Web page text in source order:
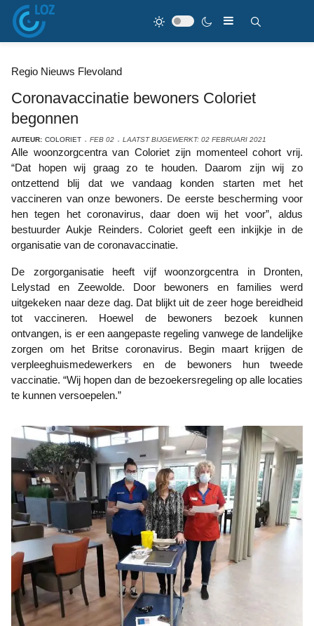
Regio Nieuws Flevoland
Coronavaccinatie bewoners Coloriet
begonnen
AUTEUR: COLORIET FEB 02 LAATST BIJGEWERKT: 02 FEBRUARI 2021
Alle woonzorgcentra van Coloriet zijn momenteel cohort vrij.
“Dat hopen wij graag zo te houden. Daarom zijn wij zo
ontzettend blij dat we vandaag konden starten met het
vaccineren van onze bewoners. De eerste bescherming voor
hen tegen het coronavirus, daar doen wij het voor”, aldus
bestuurder Aukje Reinders. Coloriet geeft een inkijkje in de
organisatie van de coronavaccinatie.
De zorgorganisatie heeft vijf woonzorgcentra in Dronten,
Lelystad en Zeewolde. Door bewoners en families werd
uitgekeken naar deze dag. Dat blijkt uit de zeer hoge bereidheid
tot vaccineren. Hoewel de bewoners bezoek kunnen
ontvangen, is er een aangepaste regeling vanwege de landelijke
zorgen om het Britse coronavirus. Begin maart krijgen de
verpleeghuismedewerkers en de bewoners hun tweede
vaccinatie. “Wij hopen dan de bezoekersregeling op alle locaties
te kunnen versoepelen.”